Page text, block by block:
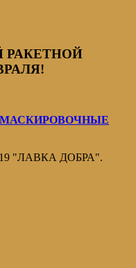
РАКЕТНОЙ
"ЛАВКА ДОБРА".